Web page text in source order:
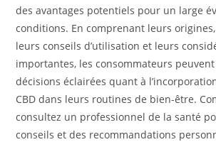
des avantages potentiels pour un large
conditions. En comprenant leurs
leurs conseils d’utilisation et leurs
importantes, les consommateurs
décisions éclairées quant à
CBD dans leurs routines de bien-être.
consultez un professionnel de la santé
conseils et des recommandations